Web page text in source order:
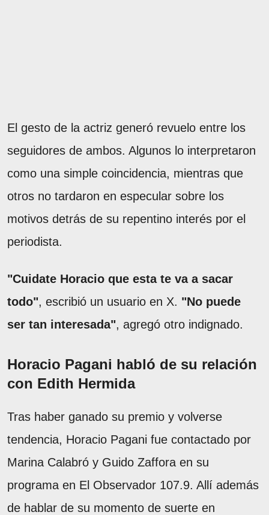
El gesto de la actriz generó revuelo entre los
seguidores de ambos. Algunos lo interpretaron
como una simple coincidencia, mientras que
otros no tardaron en especular sobre los
motivos detrás de su repentino interés por el
periodista.
"Cuidate Horacio que esta te va a sacar
todo", escribió un usuario en X. "No puede
ser tan interesada", agregó otro indignado.
Horacio Pagani habló de su relación
con Edith Hermida
Tras haber ganado su premio y volverse
tendencia, Horacio Pagani fue contactado por
Marina Calabró y Guido Zaffora en su
programa en El Observador 107.9. Allí además
de hablar de su momento de suerte en